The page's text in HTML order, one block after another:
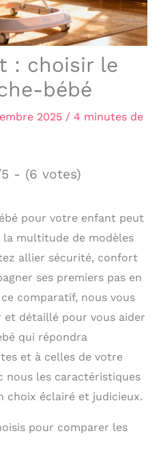
: choisir le
bébé
2025 / 4 minutes de
- (6 votes)
pour votre enfant peut
la multitude de modèles
allier sécurité, confort
ses premiers pas en
comparatif, nous vous
et détaillé pour vous aider
qui répondra
et à celles de votre
les caractéristiques
choix éclairé et judicieux.
pour comparer les